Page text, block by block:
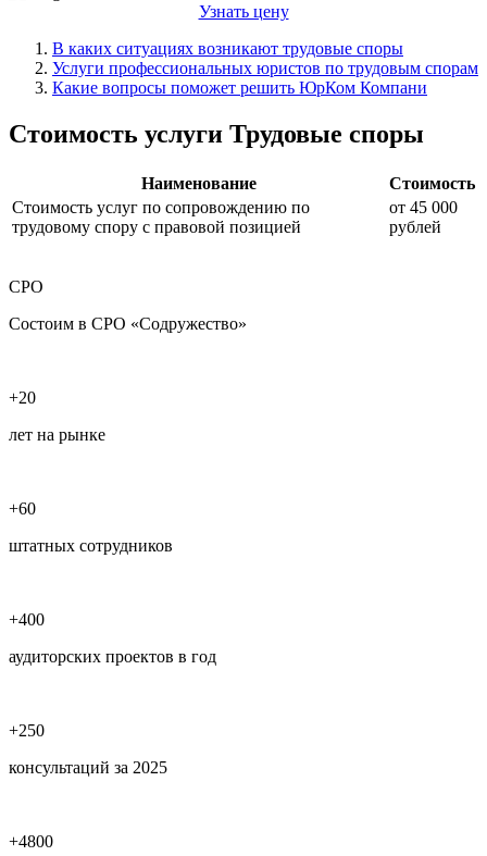
Узнать цену
В каких ситуациях возникают трудовые споры
Услуги профессиональных юристов по трудовым спорам
Какие вопросы поможет решить ЮрКом Компани
Стоимость услуги Трудовые споры
Наименование
Стоимость
Стоимость услуг по сопровождению по
трудовому спору с правовой позицией
от 45 000
рублей
СРО
Состоим в СРО «Содружество»
+20
лет на рынке
+60
штатных сотрудников
+400
аудиторских проектов в год
+250
консультаций за 2025
+4800